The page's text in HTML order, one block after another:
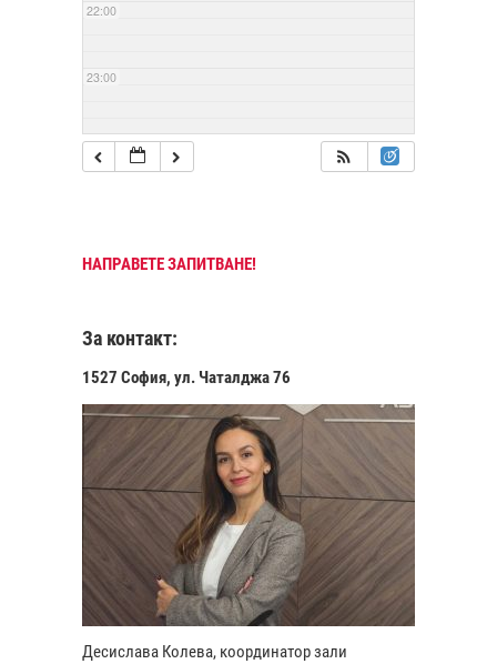
22:00
23:00
НАПРАВЕТЕ ЗАПИТВАНЕ!
За контакт:
1527 София, ул. Чаталджа 76
Десислава Колева, координатор зали